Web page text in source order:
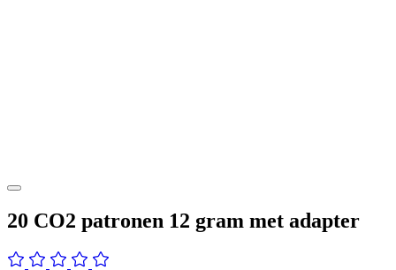
20 CO2 patronen 12 gram met adapter